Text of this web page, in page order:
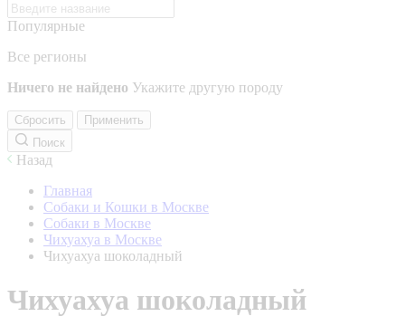
Популярные
Все регионы
Ничего не найдено Укажите другую породу
Сбросить
Применить
Поиск
Назад
Главная
Собаки и Кошки в Москве
Собаки в Москве
Чихуахуа в Москве
Чихуахуа шоколадный
Чихуахуа шоколадный